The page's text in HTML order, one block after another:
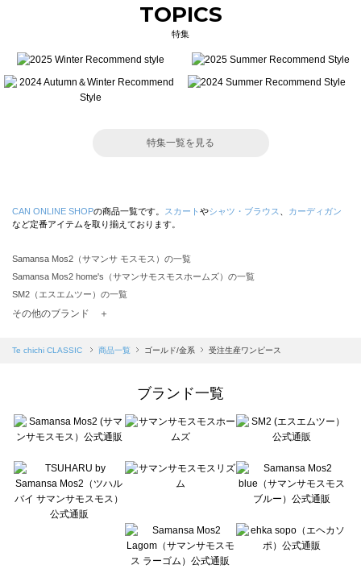
TOPICS
特集
特集一覧を見る
CAN ONLINE SHOPの商品一覧です。 スカート やシャツ・ブラウス
カーディガン
など定番アイテムを取り揃えております。
Samansa Mos2（サマンサ モスモス）の一覧
Samansa Mos2 home's（サマンサモスモスホームズ）の一覧
SM2（エスエムツー）の一覧
TSUHARU by Samansa Mos2（ツハルバイサマンサモスモス）の一覧
Samansa Mos2 blue（サマンサモスモス ブルー）の一覧
Te chichi（テチチ）の一覧
Te chichi CLASSIC（テチチ クラシック）の一覧
Lugnoncure（ルノンキュール）の一覧
BETTY'S BLUE（べティーズブルー）の一覧
Wpc.（ワールドパーティー）の一覧
その他のブランド ＋
Te chichi CLASSIC 商品一覧 ゴールド/金系 受注生産ワンピース
ブランド一覧